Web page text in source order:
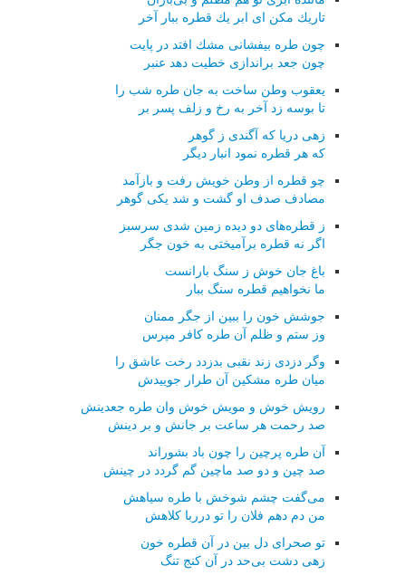
تاریك مكن ای ابر یك قطره ببار آخر
چون طره بیفشانی مشك افتد در پایت
چون جعد براندازی خطیت دهد عنبر
یعقوب وطن ساخت به جان طره شب را
تا بوسه زد آخر به رخ و زلف پسر بر
زهی دریا كه آگندی ز گوهر
كه هر قطره نمود انبار دیگر
چو قطره از وطن خویش رفت و بازآمد
مصادف صدف او گشت و شد یكی گوهر
ز قطره‌های دو دیده زمین شدی سرسبز
اگر نه قطره برآمیختی به خون جگر
باغ جان خوش ز سنگ بارانست
ما نخواهیم قطره سنگ ببار
جوشش خون را ببین از جگر ممنان
وز ستم و ظلم آن طره كافر مپرس
وگر دزدی زند نقبی بدزدد رخت عاشق را
میان طره مشكین آن طرار جوییدش
رویش خوش و مویش خوش وان طره جعدینش
صد رحمت هر ساعت بر جانش و بر دینش
آن طره پرچین را چون باد بشوراند
صد چین و دو صد ماچین گم گردد در چینش
می‌گفت چشم شوخش با طره سیاهش
من دم دهم فلان را تو درربا كلاهش
تو صحرای دل بین در آن قطره خون
زهی دشت بی‌حد در آن كنج تنگ